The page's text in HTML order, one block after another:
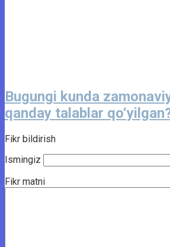
Bugungi kunda
qanday talablar
Fikr bildirish
Ismingiz
Fikr matni